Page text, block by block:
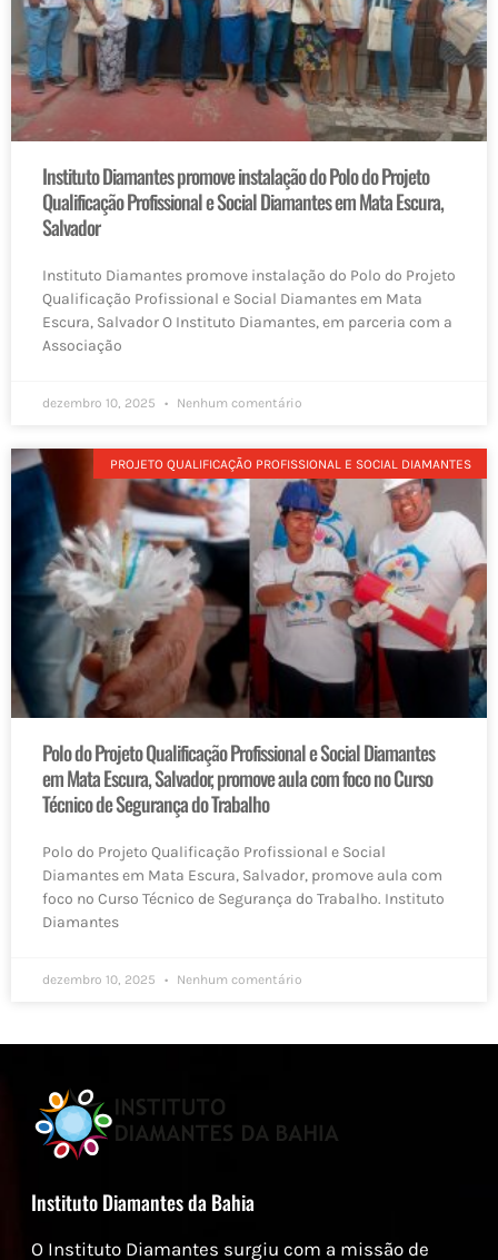
Instituto Diamantes promove instalação do Polo do Projeto
Qualificação Profissional e Social Diamantes em Mata Escura,
Salvador
Instituto Diamantes promove instalação do Polo do Projeto
Qualificação Profissional e Social Diamantes em Mata
Escura, Salvador O Instituto Diamantes, em parceria com a
Associação
dezembro 10, 2025 Nenhum comentário
PROJETO QUALIFICAÇÃO PROFISSIONAL E SOCIAL DIAMANTES
Polo do Projeto Qualificação Profissional e Social Diamantes
em Mata Escura, Salvador, promove aula com foco no Curso
Técnico de Segurança do Trabalho
Polo do Projeto Qualificação Profissional e Social
Diamantes em Mata Escura, Salvador, promove aula com
foco no Curso Técnico de Segurança do Trabalho. Instituto
Diamantes
dezembro 10, 2025 Nenhum comentário
Instituto Diamantes da Bahia
O Instituto Diamantes surgiu com a missão de